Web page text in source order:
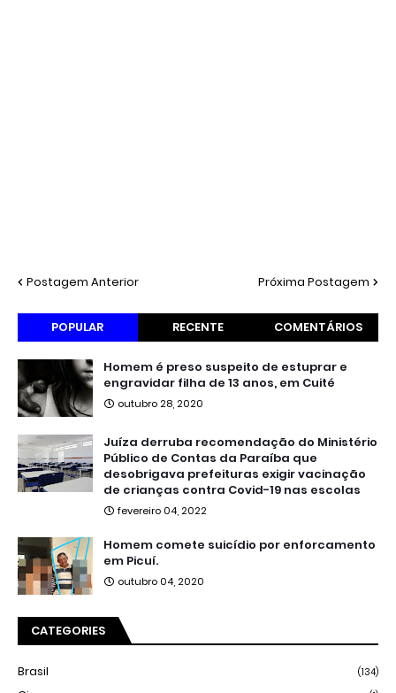
Postagem Anterior Próxima Postagem
POPULAR RECENTE COMENTÁRIOS
Homem é preso suspeito de estuprar e
engravidar filha de 13 anos, em Cuité
outubro 28, 2020
Juíza derruba recomendação do Ministério
Público de Contas da Paraíba que
desobrigava prefeituras exigir vacinação
de crianças contra Covid-19 nas escolas
fevereiro 04, 2022
Homem comete suicídio por enforcamento
em Picuí.
outubro 04, 2020
CATEGORIES
Brasil (134)